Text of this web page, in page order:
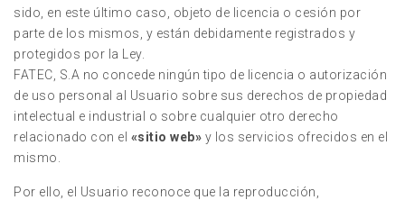
sido, en este último caso, objeto de licencia o cesión por
parte de los mismos, y están debidamente registrados y
protegidos por la Ley.
FATEC, S.A no concede ningún tipo de licencia o autorización
de uso personal al Usuario sobre sus derechos de propiedad
intelectual e industrial o sobre cualquier otro derecho
relacionado con el «sitio web» y los servicios ofrecidos en el
mismo.
Por ello, el Usuario reconoce que la reproducción,